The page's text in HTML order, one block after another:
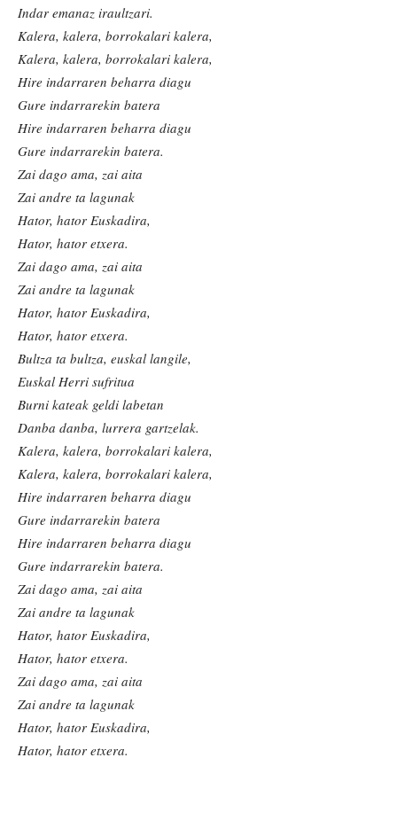
Indar emanaz iraultzari.
Kalera, kalera, borrokalari kalera,
Kalera, kalera, borrokalari kalera,
Hire indarraren beharra diagu
Gure indarrarekin batera
Hire indarraren beharra diagu
Gure indarrarekin batera.
Zai dago ama, zai aita
Zai andre ta lagunak
Hator, hator Euskadira,
Hator, hator etxera.
Zai dago ama, zai aita
Zai andre ta lagunak
Hator, hator Euskadira,
Hator, hator etxera.
Bultza ta bultza, euskal langile,
Euskal Herri sufritua
Burni kateak geldi labetan
Danba danba, lurrera gartzelak.
Kalera, kalera, borrokalari kalera,
Kalera, kalera, borrokalari kalera,
Hire indarraren beharra diagu
Gure indarrarekin batera
Hire indarraren beharra diagu
Gure indarrarekin batera.
Zai dago ama, zai aita
Zai andre ta lagunak
Hator, hator Euskadira,
Hator, hator etxera.
Zai dago ama, zai aita
Zai andre ta lagunak
Hator, hator Euskadira,
Hator, hator etxera.